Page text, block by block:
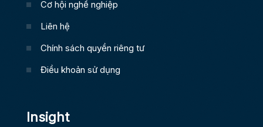
Cơ hội nghề nghiệp
Liên hệ
Chính sách quyền riêng tư
Điều khoản sử dụng
Insight